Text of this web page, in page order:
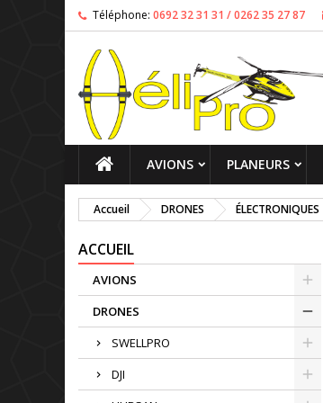
Téléphone: 0692 32 31 31 / 0262 35 27 87
AVIONS PLANEURS
Accueil DRONES ÉLECTRONIQUES
ACCUEIL
AVIONS
DRONES
SWELLPRO
DJI